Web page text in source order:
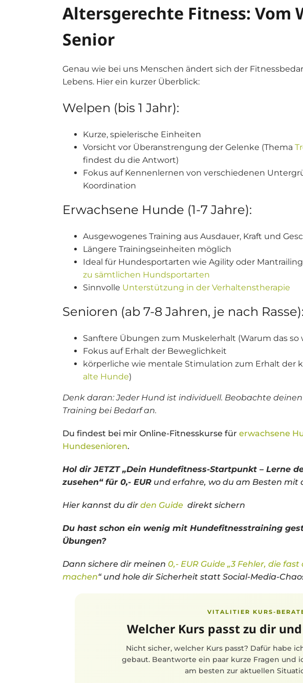
Altersgerechte Fitness: Vom
Senior
Genau wie bei uns Menschen ändert sich der
Lebens. Hier ein kurzer Überblick:
Welpen (bis 1 Jahr):
Kurze, spielerische Einheiten
Vorsicht vor Überanstrengung der Gelenke (Thema
findest du die Antwort)
Fokus auf Kennenlernen von verschiedenen
Koordination
Erwachsene Hunde (1-7 Jahre):
Ausgewogenes Training aus Ausdauer, Kraft und
Längere Trainingseinheiten möglich
Ideal für Hundesportarten wie Agility oder Mantrailing
zu sämtlichen Hundsportarten
Sinnvolle Unterstützung in der Verhaltenstherapie
Senioren (ab 7-8 Jahren, je nach Rasse):
Sanftere Übungen zum Muskelerhalt (Warum das
Fokus auf Erhalt der Beweglichkeit
körperliche wie mentale Stimulation zum Erhalt der
alte Hunde)
Denk daran: Jeder Hund ist individuell. Beobachte
Training bei Bedarf an.
Du findest bei mir Online-Fitnesskurse für erwachsene
Hundesenioren.
Hol dir JETZT „Dein Hundefitness-Startpunkt – Lerne
zusehen“ für 0,- EUR und erfahre, wo du am Besten mit
Hier kannst du dir den Guide direkt sichern
Du hast schon ein wenig mit Hundefitnesstraining
Übungen?
Dann sichere dir meinen 0,- EUR Guide „3 Fehler, die
machen“ und hole dir Sicherheit statt Social-Media-
VITALITIER KURS-
Welcher Kurs passt zu dir
Nicht sicher, welcher Kurs passt? Dafür habe
gebaut. Beantworte ein paar kurze Fragen und
am besten zur aktuellen